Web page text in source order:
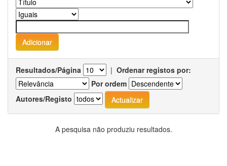
Resultados/Página | Ordenar registos por:
Por ordem
Autores/Registo
A pesquisa não produziu resultados.